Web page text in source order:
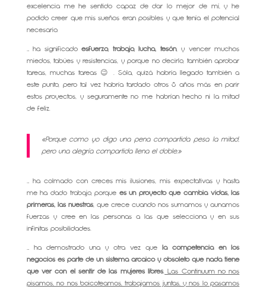
excelencia me he sentido capaz de dar lo mejor de mí, y he
podido creer que mis sueños eran posibles y que tenía el potencial
necesario.
… ha significadoesfuerzo, trabajo, lucha, tesón, y vencer muchos
miedos, tabúes y resistencias, y porque no decirlo, también aprobar
tareas, muchas tareas 😉 . Sóla, quizá habría llegado también a
este punto, pero tal vez habría tardado otros 8 años más en parir
estos proyectos, y seguramente no me habrían hecho ni la mitad
de feliz.
«Porque como yo digo una pena compartida pesa la mitad,
pero una alegría compartida llena el doble.»
… ha colmado con creces mis ilusiones, mis expectativas y hasta
me ha dado trabajo, porque es un proyecto que cambia vidas, las
primeras, las nuestras, que crece cuando nos sumamos y aunamos
fuerzas y cree en las personas a las que selecciona y en sus
infinitas posibilidades.
… ha demostrado una y otra vez quela competencia en los
negocios es parte de un sistema arcaico y obsoleto que nada tiene
que ver con el sentir de las mujeres libres. Las Continuum no nos
pisamos, no nos boicoteamos, trabajamos juntas, y nos lo pasamos